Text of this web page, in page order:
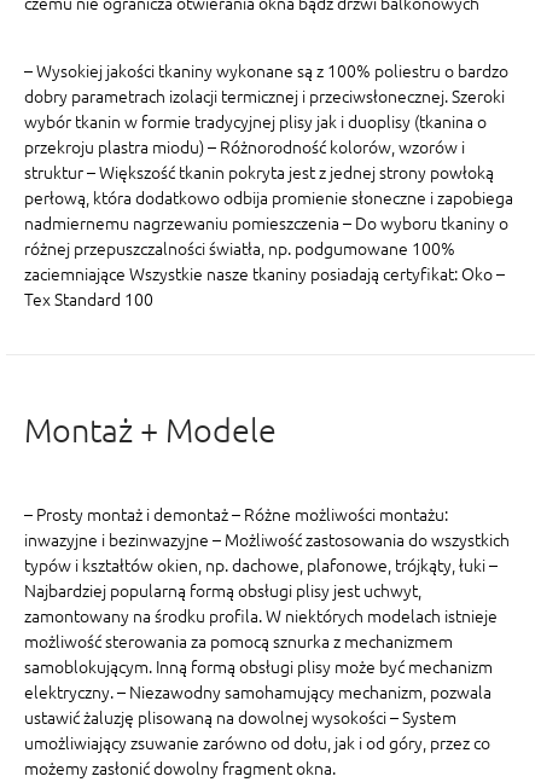
– Wysokiej jakości tkaniny wykonane są z 100% poliestru o bardzo
dobry parametrach izolacji termicznej i przeciwsłonecznej. Szeroki
wybór tkanin w formie tradycyjnej plisy jak i duoplisy (tkanina o
przekroju plastra miodu) – Różnorodność kolorów, wzorów i
struktur – Większość tkanin pokryta jest z jednej strony powłoką
perłową, która dodatkowo odbija promienie słoneczne i zapobiega
nadmiernemu nagrzewaniu pomieszczenia – Do wyboru tkaniny o
różnej przepuszczalności światła, np. podgumowane 100%
zaciemniające Wszystkie nasze tkaniny posiadają certyfikat: Oko –
Tex Standard 100
Montaż + Modele
– Prosty montaż i demontaż – Różne możliwości montażu:
inwazyjne i bezinwazyjne – Możliwość zastosowania do wszystkich
typów i kształtów okien, np. dachowe, plafonowe, trójkąty, łuki –
Najbardziej popularną formą obsługi plisy jest uchwyt,
zamontowany na środku profila. W niektórych modelach istnieje
możliwość sterowania za pomocą sznurka z mechanizmem
samoblokującym. Inną formą obsługi plisy może być mechanizm
elektryczny. – Niezawodny samohamujący mechanizm, pozwala
ustawić żaluzję plisowaną na dowolnej wysokości – System
umożliwiający zsuwanie zarówno od dołu, jak i od góry, przez co
możemy zasłonić dowolny fragment okna.